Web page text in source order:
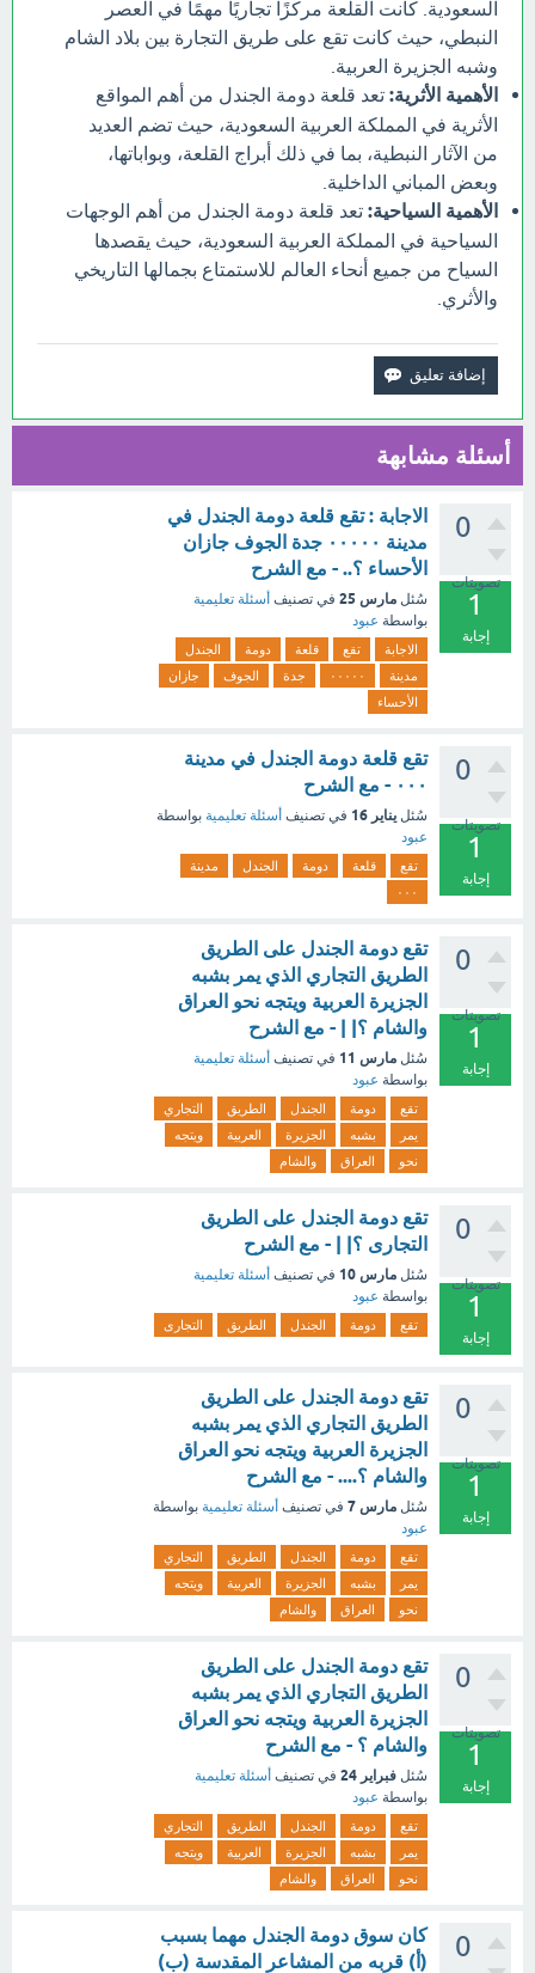
السعودية. كانت القلعة مركزًا تجاريًا مهمًا في العصر
النبطي، حيث كانت تقع على طريق التجارة بين بلاد الشام
وشبه الجزيرة العربية.
الأهمية الأثرية: تعد قلعة دومة الجندل من أهم المواقع
الأثرية في المملكة العربية السعودية، حيث تضم العديد
من الآثار النبطية، بما في ذلك أبراج القلعة، وبواباتها،
وبعض المباني الداخلية.
الأهمية السياحية: تعد قلعة دومة الجندل من أهم الوجهات
السياحية في المملكة العربية السعودية، حيث يقصدها
السياح من جميع أنحاء العالم للاستمتاع بجمالها التاريخي
والأثري.
أسئلة مشابهة
0
تصويتات
1
إجابة
الاجابة : تقع قلعة دومة الجندل في
مدينة ٠٠٠٠٠ جدة الجوف جازان
الأحساء ؟.. - مع الشرح
سُئل مارس 25 في تصنيف أسئلة تعليمية
بواسطة عبود
الاجابة تقع قلعة دومة
الجندل
مدينة
٠٠٠٠٠ جدة الجوف
جازان
الأحساء
0
تصويتات
1
إجابة
تقع قلعة دومة الجندل في مدينة
٠٠٠ - مع الشرح
سُئل يناير 16 في تصنيف أسئلة تعليمية بواسطة
عبود
تقع قلعة دومة الجندل
مدينة
٠٠٠
0
تصويتات
1
إجابة
تقع دومة الجندل على الطريق
الطريق التجاري الذي يمر بشبه
الجزيرة العربية ويتجه نحو العراق
والشام ؟| | - مع الشرح
سُئل مارس 11 في تصنيف أسئلة تعليمية
بواسطة عبود
تقع دومة الجندل الطريق
التجاري
يمر
بشبه الجزيرة العربية
ويتجه
نحو
العراق والشام
0
تصويتات
1
إجابة
تقع دومة الجندل على الطريق
التجارى ؟| | - مع الشرح
سُئل مارس 10 في تصنيف أسئلة تعليمية
بواسطة عبود
تقع دومة الجندل الطريق التجارى
0
تصويتات
1
إجابة
تقع دومة الجندل على الطريق
الطريق التجاري الذي يمر بشبه
الجزيرة العربية ويتجه نحو العراق
والشام ؟.... - مع الشرح
سُئل مارس 7 في تصنيف أسئلة تعليمية بواسطة
عبود
تقع دومة الجندل الطريق
التجاري
يمر
بشبه الجزيرة العربية
ويتجه
نحو
العراق والشام
0
تصويتات
1
إجابة
تقع دومة الجندل على الطريق
الطريق التجاري الذي يمر بشبه
الجزيرة العربية ويتجه نحو العراق
والشام ؟ - مع الشرح
سُئل فبراير 24 في تصنيف أسئلة تعليمية
بواسطة عبود
تقع دومة الجندل الطريق
التجاري
يمر
بشبه الجزيرة العربية
ويتجه
نحو
العراق والشام
0
كان سوق دومة الجندل مهما بسبب
(أ) قربه من المشاعر المقدسة (ب)